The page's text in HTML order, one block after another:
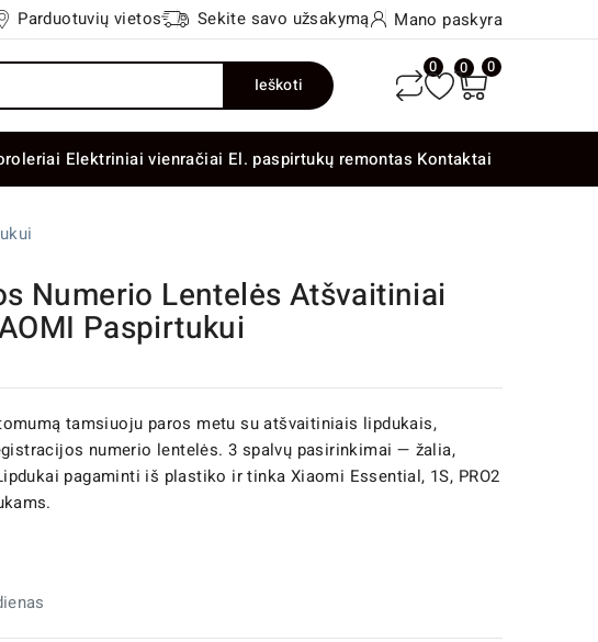
Parduotuvių vietos Sekite savo užsakymą Mano paskyra
Ieškoti
0 0 0
Elektriniai vienračiai El. paspirtukų remontas Kontaktai
Numerio Lentelės Atšvaitiniai
Paspirtukui
tamsiuoju paros metu su atšvaitiniais lipdukais,
numerio lentelės. 3 spalvų pasirinkimai — žalia,
pagaminti iš plastiko ir tinka Xiaomi Essential, 1S, PRO2